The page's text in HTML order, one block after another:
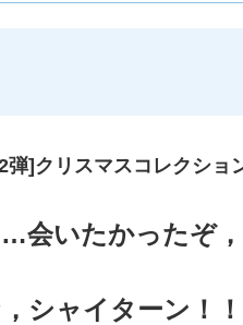
弾]クリスマスコレクショ
会いたかったぞ，
シャイターン！！